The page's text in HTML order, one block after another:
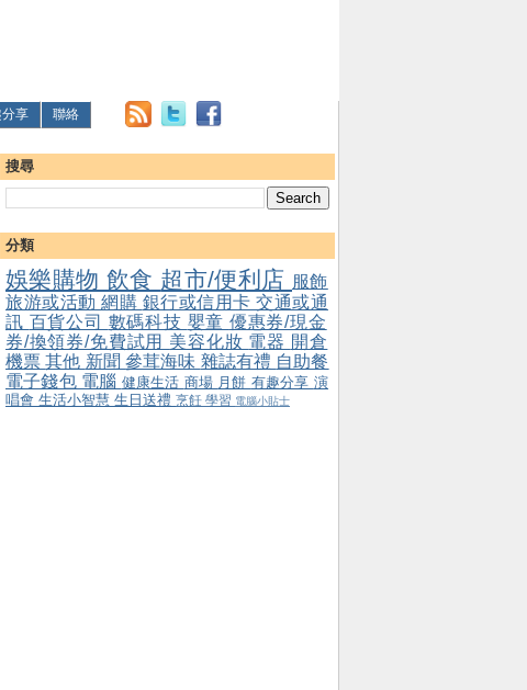
享 聯絡
搜尋
分類
娛樂購物 飲食 超市/便利店 服飾
旅游或活動 網購 銀行或信用卡 交通或通
訊 百貨公司 數碼科技 嬰童 優惠券/現金
券/換領券/免費試用 美容化妝 電器 開倉
機票其他 新聞參茸海味 雜誌有禮 自助餐
電子錢包 電腦 健康生活 商場 月餅 有趣分享 演
唱會 生活小智慧 生日送禮 烹飪 學習 電腦小貼士